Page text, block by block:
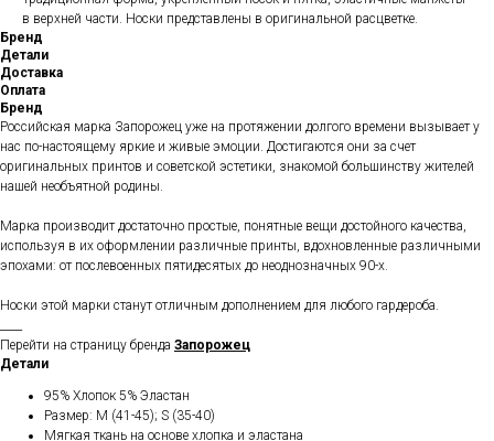
в верхней части. Носки представлены в оригинальной расцветке.
Бренд
Детали
Доставка
Оплата
Бренд
Российская марка Запорожец уже на протяжении долгого времени вызывает у
нас по-настоящему яркие и живые эмоции. Достигаются они за счет
оригинальных принтов и советской эстетики, знакомой большинству жителей
нашей необъятной родины.
Марка производит достаточно простые, понятные вещи достойного качества,
используя в их оформлении различные принты, вдохновленные различными
эпохами: от послевоенных пятидесятых до неоднозначных 90-х.
Носки этой марки станут отличным дополнением для любого гардероба.
Перейти на страницу бренда Запорожец
Детали
95% Хлопок 5% Эластан
Размер: M (41-45); S (35-40)
Мягкая ткань на основе хлопка и эластана